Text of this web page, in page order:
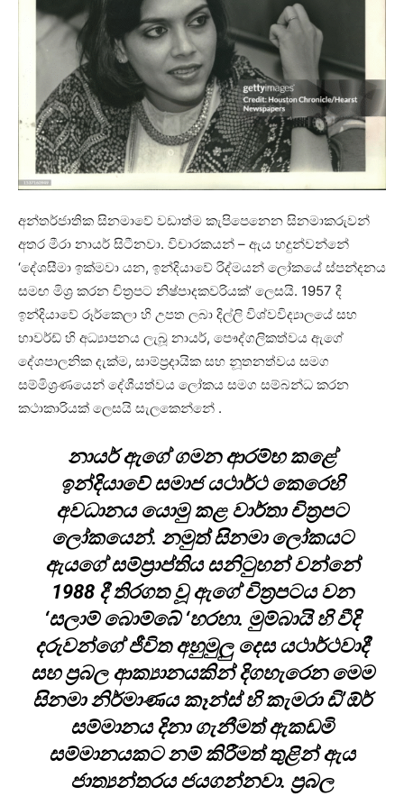
අන්තර්ජාතික සිනමාවේ වඩාත්ම කැපිපෙනෙන සිනමාකරුවන්
අතර මීරා නායර් සිටීනවා. විචාරකයන් – ඇය හදුන්වන්නේ
‘දේශසීමා ඉක්මවා යන, ඉන්දියාවේ රිද්මයන් ලෝකයේ ස්පන්දනය
සමඟ මිශ්‍ර කරන චිත්‍රපට නිෂ්පාදකවරියක්’ ලෙසයි. 1957 දී
ඉන්දියාවේ රූර්කෙලා හි උපත ලබා දිල්ලි විශ්වවිද්‍යාලයේ සහ
හාවර්ඩ් හි අධ්‍යාපනය ලැබූ නායර්, පෞද්ගලිකත්වය ඇගේ
දේශපාලනික දැක්ම, සාම්ප්‍රදායික සහ නූතනත්වය සමග
සම්මිශ්‍රණයෙන් දේශීයත්වය ලෝකය සමග සම්බන්ධ කරන
කථාකාරියක් ලෙසයි සැලකෙන්නේ .
නායර් ඇගේ ගමන ආරම්භ කළේ
ඉන්දියාවේ සමාජ යථාර්ථ කෙරෙහි
අවධානය යොමු කළ වාර්තා චිත්‍රපට
ලෝකයෙන්. නමුත් සිනමා ලෝකයට
ඇයගේ සම්ප්‍රාප්තිය සනිටුහන් වන්නේ
1988 දී තිරගත වූ ඇගේ චිත්‍රපටය වන
‘සලාම් බොම්බේ ‘හරහා. මුම්බායි හි වීදි
දරුවන්ගේ ජීවිත අහුමුලු දෙස යථාර්ථවාදී
සහ ප්‍රබල ආක්‍යානයකින් දිගහැරෙන මෙම
සිනමා නිර්මාණය කෑන්ස් හි කැමරා ඩි’ඕර්
සම්මානය දිනා ගැනීමත් ඇකඩමි
සම්මානයකට නම් කිරීමත් තුළින් ඇය
ජාත්‍යන්තරය ජයගන්නවා. ප්‍රබල